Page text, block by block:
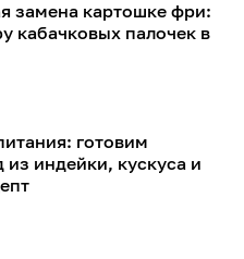
замена картошке фри:
кабачковых палочек в
готовим
индейки, кускуса и